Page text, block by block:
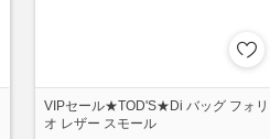
VIPセール★TOD'S★Di バッグ フォリ
オ レザー スモール